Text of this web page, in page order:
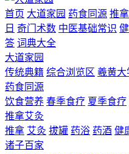
首页 大道家园 药食同源 推
日 奇门术数 中医基础常识
答 词典大全
大道家园
传统典籍 综合浏览区 羲黄大
药食同源
饮食营养 春季食疗 夏季食疗
推拿艾灸
推拿 艾灸 拔罐 药浴 药酒 健
诸子百家